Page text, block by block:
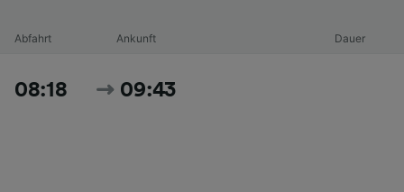
Abfahrt Ankunft Dauer
08:18 09:43